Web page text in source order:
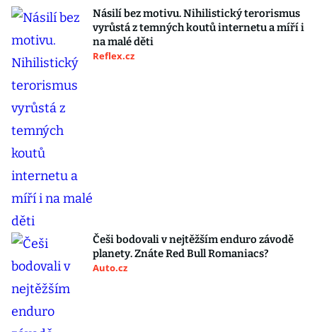
Násilí bez motivu. Nihilistický terorismus
vyrůstá z temných koutů internetu a míří i
na malé děti
Reflex.cz
Češi bodovali v nejtěžším enduro závodě
planety. Znáte Red Bull Romaniacs?
Auto.cz